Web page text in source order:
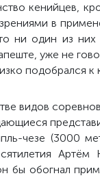
кенийцев,
в
ни один из
уже не
подобрался
видов
чезе (3000
бы обогнал